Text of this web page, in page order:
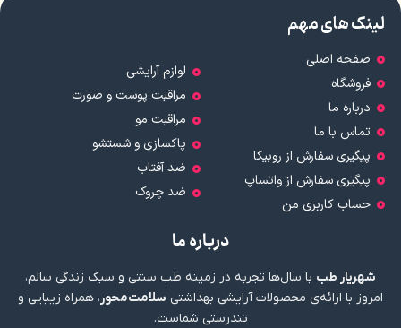
لینک های مهم
صفحه اصلی
فروشگاه
درباره ما
تماس با ما
پیگیری سفارش از روبیکا
پیگیری سفارش از واتساپ
حساب کاربری من
لوازم آرایشی
مراقبت پوست و صورت
مراقبت مو
پاکسازی و شستشو
ضد آفتاب
ضد چروک
درباره ما
شهریار طب با سال‌ها تجربه در زمینه طب سنتی و سبک زندگی سالم،
امروز با ارائه‌ی محصولات آرایشی بهداشتی سلامت‌محور ، همراه زیبایی و
تندرستی شماست.